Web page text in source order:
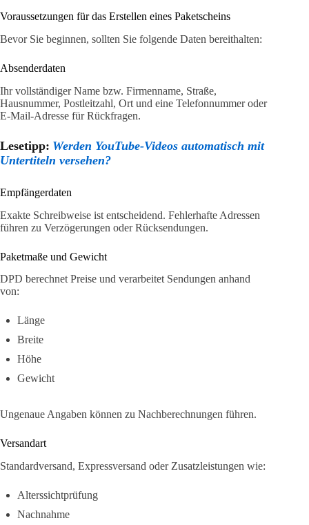
Voraussetzungen für das Erstellen eines Paketscheins
Bevor Sie beginnen, sollten Sie folgende Daten bereithalten:
Absenderdaten
Ihr vollständiger Name bzw. Firmenname, Straße,
Hausnummer, Postleitzahl, Ort und eine Telefonnummer oder
E-Mail-Adresse für Rückfragen.
Lesetipp: Werden YouTube-Videos automatisch mit
Untertiteln versehen?
Empfängerdaten
Exakte Schreibweise ist entscheidend. Fehlerhafte Adressen
führen zu Verzögerungen oder Rücksendungen.
Paketmaße und Gewicht
DPD berechnet Preise und verarbeitet Sendungen anhand
von:
Länge
Breite
Höhe
Gewicht
Ungenaue Angaben können zu Nachberechnungen führen.
Versandart
Standardversand, Expressversand oder Zusatzleistungen wie:
Alterssichtprüfung
Nachnahme